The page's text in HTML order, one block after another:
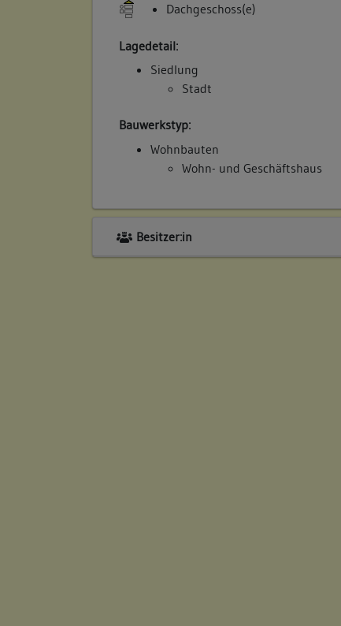
Dachgeschoss(e)
Lagedetail:
Siedlung
Stadt
Bauwerkstyp:
Wohnbauten
Wohn- und Geschäftshaus
Besitzer:in